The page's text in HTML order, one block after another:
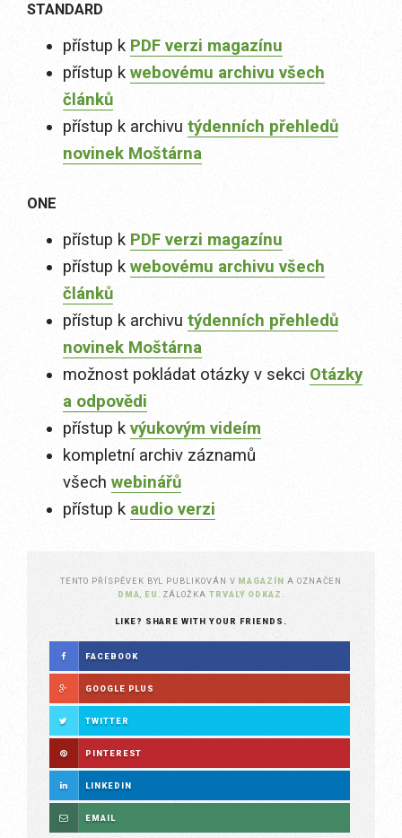
STANDARD
přístup k PDF verzi magazínu
přístup k webovému archivu všech
článků
přístup k archivu týdenních přehledů
novinek Moštárna
ONE
přístup k PDF verzi magazínu
přístup k webovému archivu všech
článků
přístup k archivu týdenních přehledů
novinek Moštárna
možnost pokládat otázky v sekci Otázky
a odpovědi
přístup k výukovým videím
kompletní archiv záznamů
všech webinářů
přístup k audio verzi
TENTO PŘÍSPĚVEK BYL PUBLIKOVÁN V MAGAZÍN A OZNAČEN
DMA
EU . ZÁLOŽKA TRVALÝ ODKAZ
LIKE? SHARE WITH YOUR FRIENDS.
FACEBOOK
GOOGLE PLUS
TWITTER
PINTEREST
LINKEDIN
EMAIL